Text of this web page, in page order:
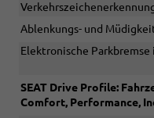
Ablenkungs- und
Elektronische
SEAT Drive Profile:
Comfort, Performance,